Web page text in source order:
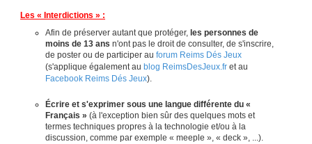
Les « Interdictions » :
Afin de préserver autant que protéger, les personnes de
moins de 13 ans n'ont pas le droit de consulter, de s'inscrire,
de poster ou de participer au forum Reims Dés Jeux
(s'applique également au blog ReimsDesJeux.fr et au
Facebook Reims Dés Jeux).
Écrire et s'exprimer sous une langue différente du «
Français » (à l'exception bien sûr des quelques mots et
termes techniques propres à la technologie et/ou à la
discussion, comme par exemple « meeple », « deck », ...).